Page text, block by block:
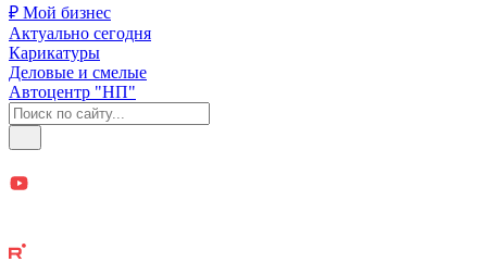
₽ Мой бизнес
Актуально сегодня
Карикатуры
Деловые и смелые
Автоцентр "НП"